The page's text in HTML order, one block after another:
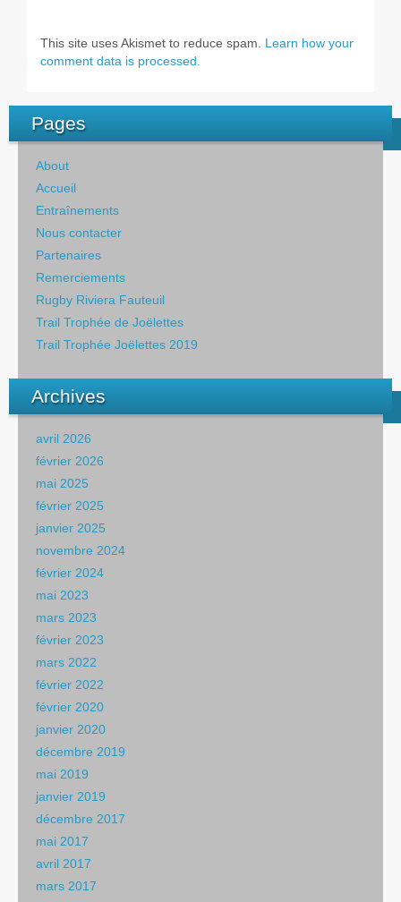
This site uses Akismet to reduce spam. Learn how your
comment data is processed.
Pages
About
Accueil
Entraînements
Nous contacter
Partenaires
Remerciements
Rugby Riviera Fauteuil
Trail Trophée de Joëlettes
Trail Trophée Joëlettes 2019
Archives
avril 2026
février 2026
mai 2025
février 2025
janvier 2025
novembre 2024
février 2024
mai 2023
mars 2023
février 2023
mars 2022
février 2022
février 2020
janvier 2020
décembre 2019
mai 2019
janvier 2019
décembre 2017
mai 2017
avril 2017
mars 2017